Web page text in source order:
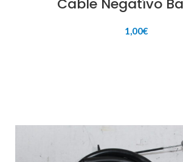
Cable Negatívo
1,00€